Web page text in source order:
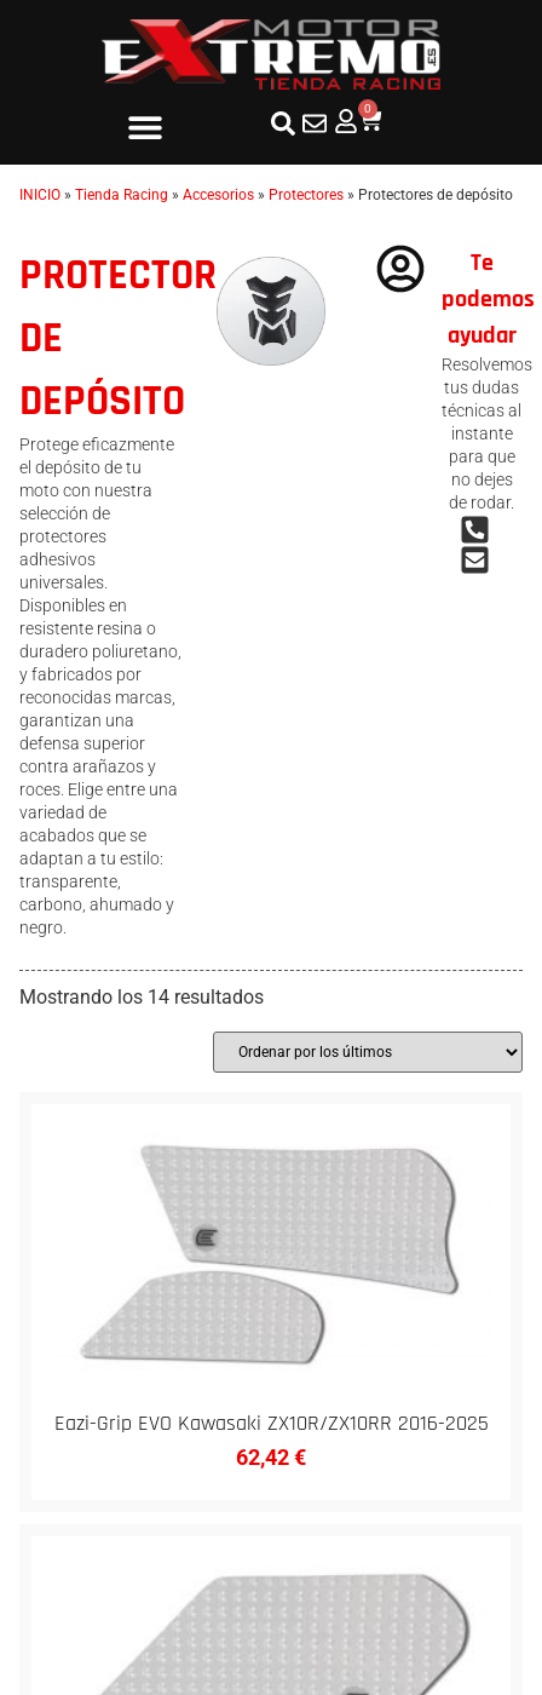
0
INICIO » Tienda Racing » Accesorios » Protectores » Protectores de depósito
PROTECTORES
DE
DEPÓSITO
Protege eficazmente
el depósito de tu
moto con nuestra
selección de
protectores
adhesivos
universales.
Disponibles en
resistente resina o
duradero poliuretano,
y fabricados por
reconocidas marcas,
garantizan una
defensa superior
contra arañazos y
roces. Elige entre una
variedad de
acabados que se
adaptan a tu estilo:
transparente,
carbono, ahumado y
negro.
Te
podemos
ayudar
Resolvemos
tus dudas
técnicas al
instante
para que
no dejes
de rodar.
Mostrando los 14 resultados
Eazi-Grip EVO Kawasaki ZX10R/ZX10RR 2016-2025
62,42€